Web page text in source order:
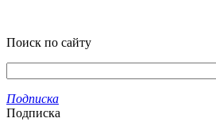
Поиск по сайту
Подписка
Подписка